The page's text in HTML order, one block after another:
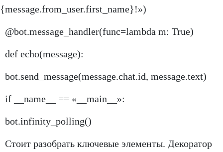
{message.from_user.first_name}!»)
@bot.message_handler(func=lambda m: True)
def echo(message):
bot.send_message(message.chat.id, message.text)
if __name__ == «__main__»:
bot.infinity_polling()
Стоит разобрать ключевые элементы. Декоратор